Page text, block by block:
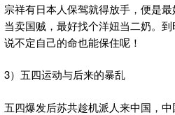
宗祥有日本人保驾就得放手，便是
当卖国贼，最好找个洋妞当二奶。到
说不定自己的命也能保住呢！
3）五四运动与后来的暴乱
五四爆发后苏共趁机派人来中国，